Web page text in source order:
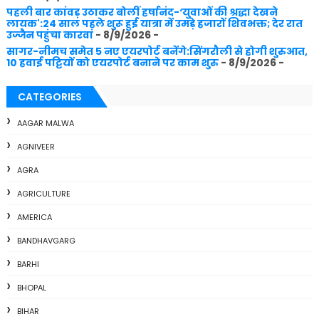
पहली बार कांवड़ उठाकर बोलीं हर्षानंद-‘युवाओं की श्रद्धा देखने
लायक':24 साल पहले शुरू हुई यात्रा में उमड़े हजारों शिवभक्त; देर रात
उज्जैन पहुंचा कारवां- 8/9/2026-
सागर-नीमच समेत 5 नए एयरपोर्ट बनेंगे:सिंगरौली से होगी शुरुआत,
10 हवाई पट्टियों को एयरपोर्ट बनाने पर काम शुरु- 8/9/2026-
CATEGORIES
AAGAR MALWA
AGNIVEER
AGRA
AGRICULTURE
AMERICA
BANDHAVGARG
BARHI
BHOPAL
BIHAR